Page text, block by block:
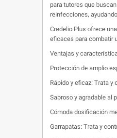
para tutores que
reinfecciones,
Credelio Plus ofrece
eficaces para combatir
Ventajas y
Protección de amplio
Rápido y eficaz: Trata y
Sabroso y agradable al
Cómoda dosificación
Garrapatas: Trata y